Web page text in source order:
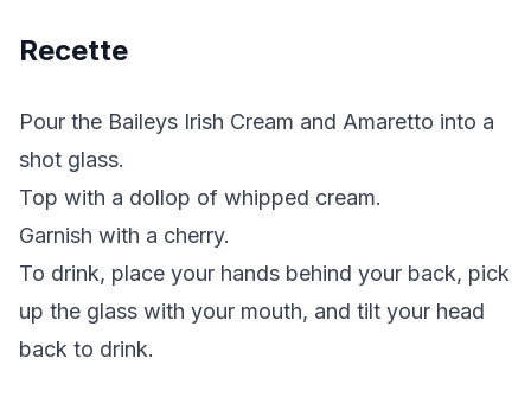
Recette
Pour the Baileys Irish Cream and Amaretto into a
shot glass.
Top with a dollop of whipped cream.
Garnish with a cherry.
To drink, place your hands behind your back, pick
up the glass with your mouth, and tilt your head
back to drink.